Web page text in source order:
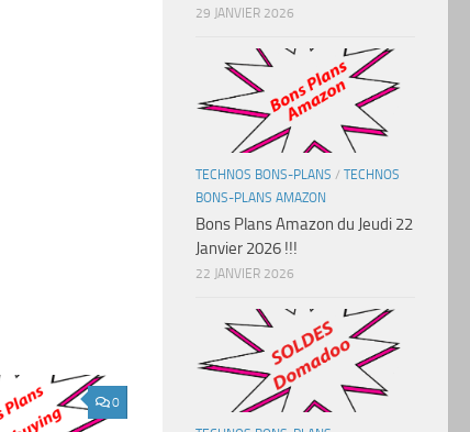
0
29 JANVIER 2026
TECHNOS BONS-PLANS / TECHNOS
BONS-PLANS AMAZON
Bons Plans Amazon du Jeudi 22
Janvier 2026 !!!
22 JANVIER 2026